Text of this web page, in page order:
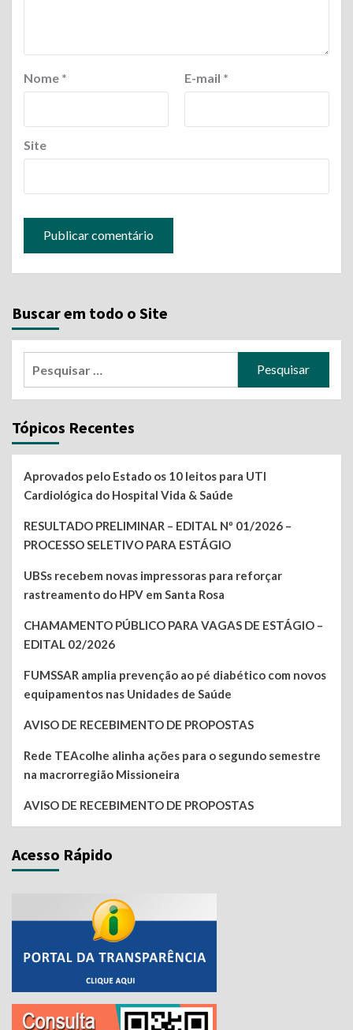
Nome * E-mail *
Site
Buscar em todo o Site
Tópicos Recentes
Aprovados pelo Estado os 10 leitos para UTI
Cardiológica do Hospital Vida & Saúde
RESULTADO PRELIMINAR – EDITAL Nº 01/2026 –
PROCESSO SELETIVO PARA ESTÁGIO
UBSs recebem novas impressoras para reforçar
rastreamento do HPV em Santa Rosa
CHAMAMENTO PÚBLICO PARA VAGAS DE ESTÁGIO –
EDITAL 02/2026
FUMSSAR amplia prevenção ao pé diabético com novos
equipamentos nas Unidades de Saúde
AVISO DE RECEBIMENTO DE PROPOSTAS
Rede TEAcolhe alinha ações para o segundo semestre
na macrorregião Missioneira
AVISO DE RECEBIMENTO DE PROPOSTAS
Acesso Rápido